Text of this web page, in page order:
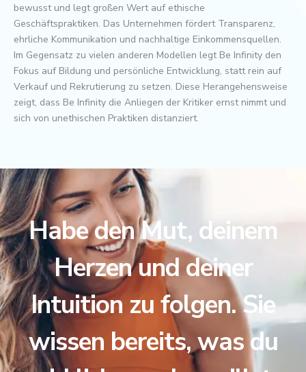
bewusst und legt großen Wert auf ethische
Geschäftspraktiken. Das Unternehmen fördert Transparenz,
ehrliche Kommunikation und nachhaltige Einkommensquellen.
Im Gegensatz zu vielen anderen Modellen legt Be Infinity den
Fokus auf Bildung und persönliche Entwicklung, statt rein auf
Verkauf und Rekrutierung zu setzen. Diese Herangehensweise
zeigt, dass Be Infinity die Anliegen der Kritiker ernst nimmt und
sich von unethischen Praktiken distanziert.
Habe den Mut, deinem
Herzen und deiner
Intuition zu folgen. Sie
wissen bereits, was du